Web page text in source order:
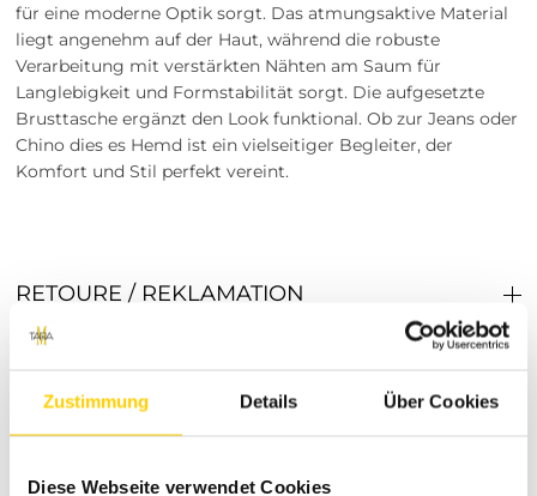
Zustimmung Details Über Cookies
Diese Webseite verwendet Cookies
für eine moderne Optik sorgt. Das atmungsaktive Material
liegt angenehm auf der Haut, während die robuste
Verarbeitung mit verstärkten Nähten am Saum für
Langlebigkeit und Formstabilität sorgt. Die aufgesetzte
Brusttasche ergänzt den Look funktional. Ob zur Jeans oder
Chino dies es Hemd ist ein vielseitiger Begleiter, der
Komfort und Stil perfekt vereint.
RETOURE / REKLAMATION
MARKENINFORMATIONEN
Vorschläge